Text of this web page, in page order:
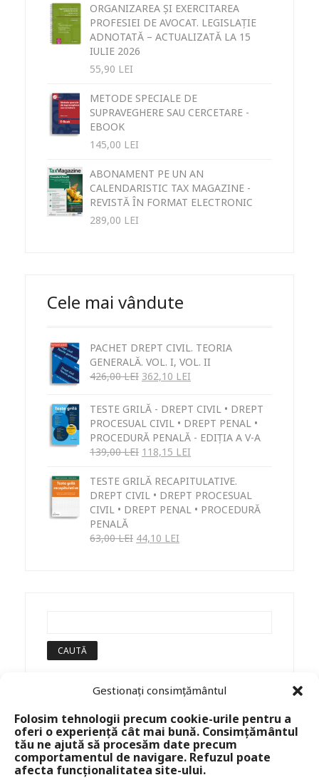
Gestionați consimțământul
Folosim tehnologii precum cookie-urile pentru a
oferi o experiență cât mai bună. Consimțământul
tău ne ajută să procesăm date precum
comportamentul de navigare. Refuzul poate
afecta funcționalitatea site-ului.
ORGANIZAREA ȘI EXERCITAREA
PROFESIEI DE AVOCAT. LEGISLAȚIE
ADNOTATĂ – ACTUALIZATĂ LA 15
IULIE 2026
55,90 LEI
METODE SPECIALE DE
SUPRAVEGHERE SAU CERCETARE -
EBOOK
145,00 LEI
ABONAMENT PE UN AN
CALENDARISTIC TAX MAGAZINE -
REVISTĂ ÎN FORMAT ELECTRONIC
289,00 LEI
Cele mai vândute
PACHET DREPT CIVIL. TEORIA
GENERALĂ. VOL. I, VOL. II
426,00LEI 362,10 LEI
TESTE GRILĂ - DREPT CIVIL • DREPT
PROCESUAL CIVIL • DREPT PENAL •
PROCEDURĂ PENALĂ - EDIȚIA A V-A
139,00LEI 118,15 LEI
TESTE GRILĂ RECAPITULATIVE.
DREPT CIVIL • DREPT PROCESUAL
CIVIL • DREPT PENAL • PROCEDURĂ
PENALĂ
63,00LEI 44,10 LEI